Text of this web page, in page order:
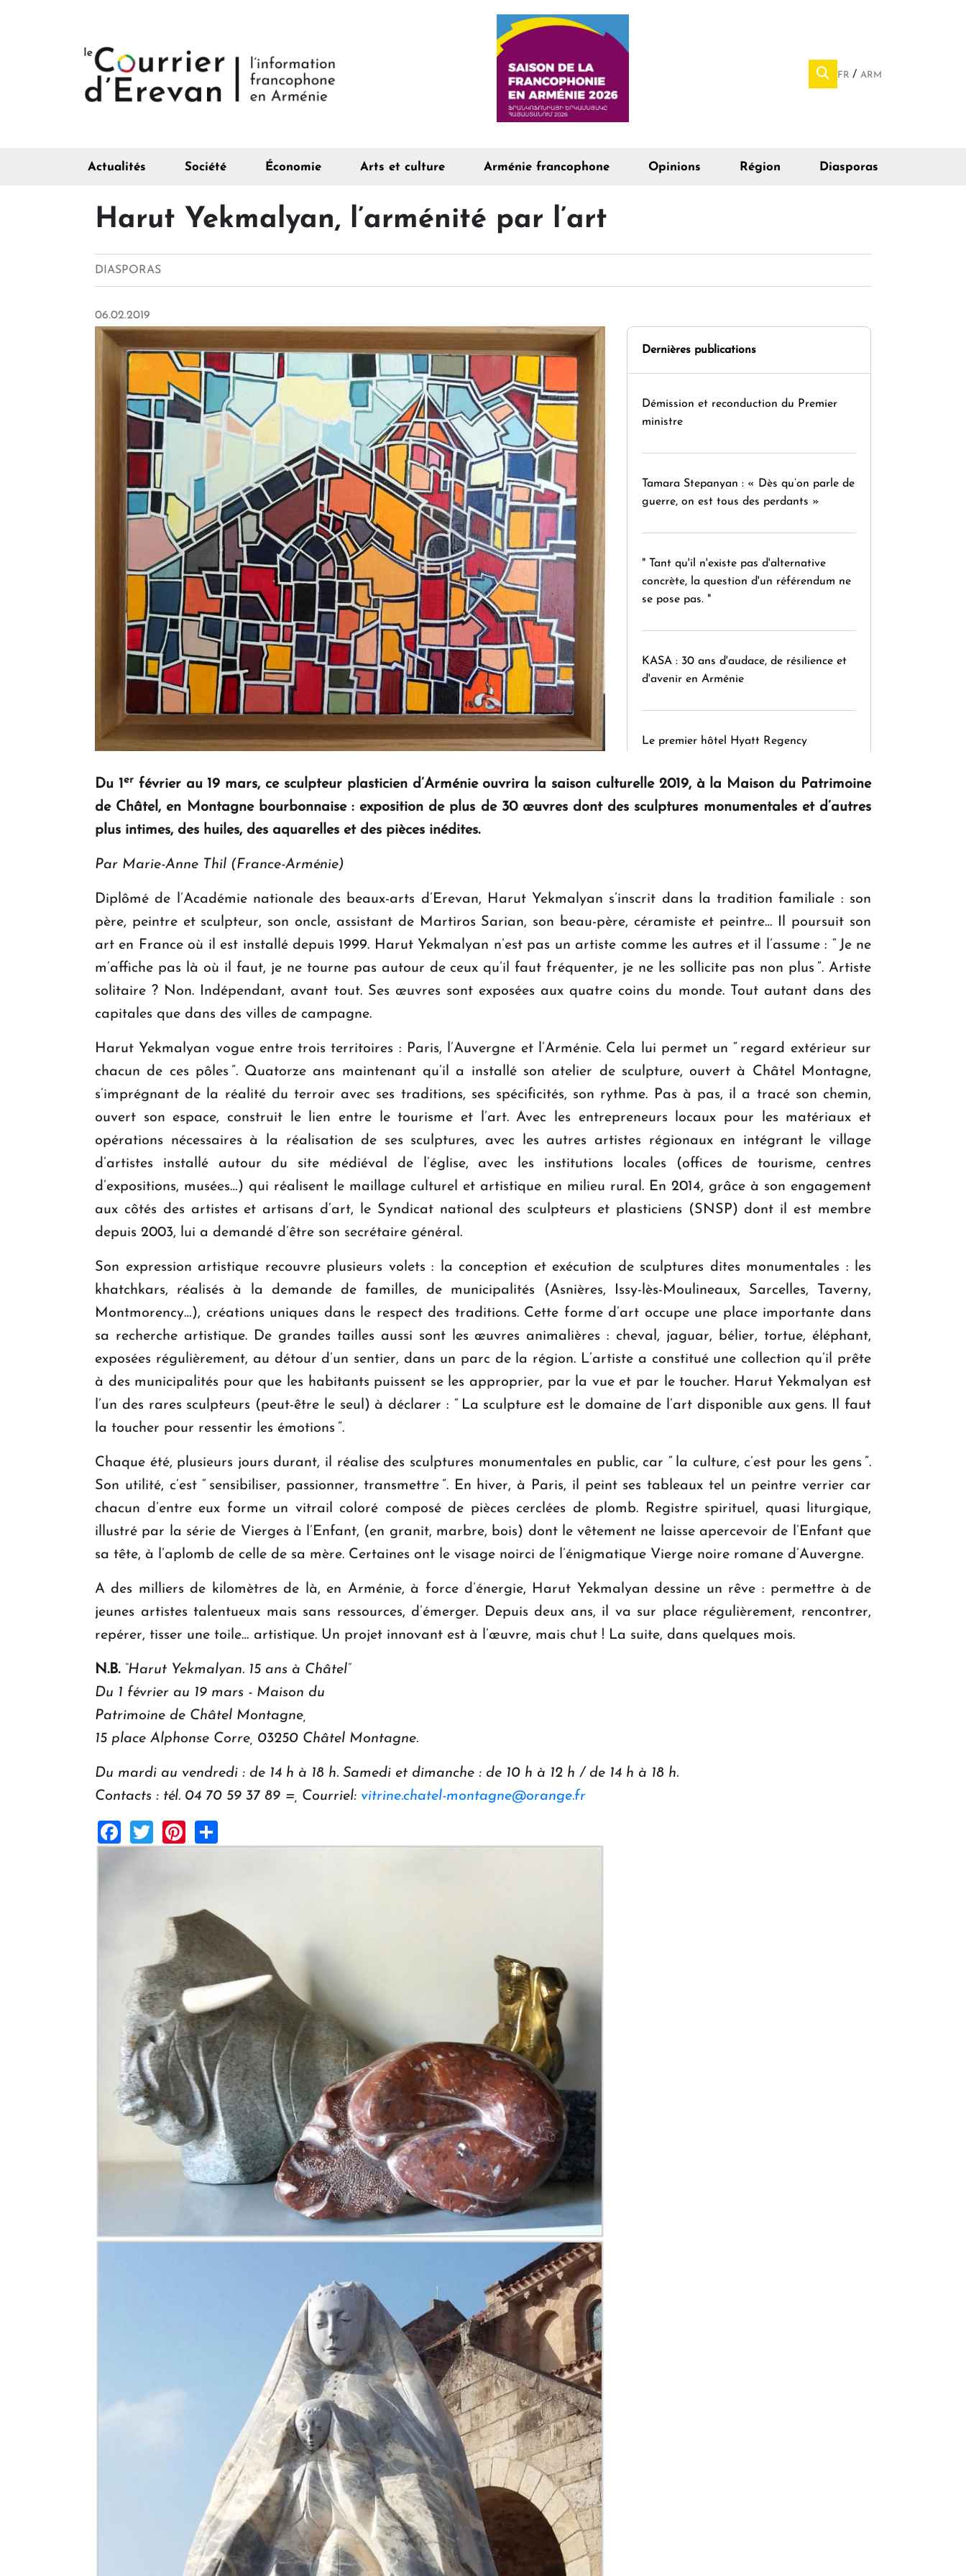
FR ARM
Actualités Société Économie Arts et culture Arménie francophone Opinions Région Diasporas
Harut Yekmalyan, l’arménité par l’art
DIASPORAS
06.02.2019
Dernières publications
Démission et reconduction du Premier
ministre
Tamara Stepanyan : « Dès qu’on parle de
guerre, on est tous des perdants »
" Tant qu'il n'existe pas d'alternative
concrète, la question d'un référendum ne
se pose pas. "
KASA : 30 ans d'audace, de résilience et
d'avenir en Arménie
Le premier hôtel Hyatt Regency
Du 1er février au 19 mars, ce sculpteur plasticien d’Arménie ouvrira la saison culturelle 2019, à la Maison du Patrimoine
de Châtel, en Montagne bourbonnaise : exposition de plus de 30 œuvres dont des sculptures monumentales et d’autres
plus intimes, des huiles, des aquarelles et des pièces inédites.
Par Marie-Anne Thil (France-Arménie)
Diplômé de l’Académie nationale des beaux-arts d’Erevan, Harut Yekmalyan s’inscrit dans la tradition familiale : son
père, peintre et sculpteur, son oncle, assistant de Martiros Sarian, son beau-père, céramiste et peintre… Il poursuit son
art en France où il est installé depuis 1999. Harut Yekmalyan n’est pas un artiste comme les autres et il l’assume : “ Je ne
m’affiche pas là où il faut, je ne tourne pas autour de ceux qu’il faut fréquenter, je ne les sollicite pas non plus ”. Artiste
solitaire ? Non. Indépendant, avant tout. Ses œuvres sont exposées aux quatre coins du monde. Tout autant dans des
capitales que dans des villes de campagne.
Harut Yekmalyan vogue entre trois territoires : Paris, l’Auvergne et l’Arménie. Cela lui permet un “ regard extérieur sur
chacun de ces pôles ”. Quatorze ans maintenant qu’il a installé son atelier de sculpture, ouvert à Châtel Montagne,
s’imprégnant de la réalité du terroir avec ses traditions, ses spécificités, son rythme. Pas à pas, il a tracé son chemin,
ouvert son espace, construit le lien entre le tourisme et l’art. Avec les entrepreneurs locaux pour les matériaux et
opérations nécessaires à la réalisation de ses sculptures, avec les autres artistes régionaux en intégrant le village
d’artistes installé autour du site médiéval de l’église, avec les institutions locales (offices de tourisme, centres
d’expositions, musées…) qui réalisent le maillage culturel et artistique en milieu rural. En 2014, grâce à son engagement
aux côtés des artistes et artisans d’art, le Syndicat national des sculpteurs et plasticiens (SNSP) dont il est membre
depuis 2003, lui a demandé d’être son secrétaire général.
Son expression artistique recouvre plusieurs volets : la conception et exécution de sculptures dites monumentales : les
khatchkars, réalisés à la demande de familles, de municipalités (Asnières, Issy-lès-Moulineaux, Sarcelles, Taverny,
Montmorency…), créations uniques dans le respect des traditions. Cette forme d’art occupe une place importante dans
sa recherche artistique. De grandes tailles aussi sont les œuvres animalières : cheval, jaguar, bélier, tortue, éléphant,
exposées régulièrement, au détour d’un sentier, dans un parc de la région. L’artiste a constitué une collection qu’il prête
à des municipalités pour que les habitants puissent se les approprier, par la vue et par le toucher. Harut Yekmalyan est
l’un des rares sculpteurs (peut-être le seul) à déclarer : “ La sculpture est le domaine de l’art disponible aux gens. Il faut
la toucher pour ressentir les émotions ”.
Chaque été, plusieurs jours durant, il réalise des sculptures monumentales en public, car “ la culture, c’est pour les gens ”.
Son utilité, c’est “ sensibiliser, passionner, transmettre ”. En hiver, à Paris, il peint ses tableaux tel un peintre verrier car
chacun d’entre eux forme un vitrail coloré composé de pièces cerclées de plomb. Registre spirituel, quasi liturgique,
illustré par la série de Vierges à l’Enfant, (en granit, marbre, bois) dont le vêtement ne laisse apercevoir de l’Enfant que
sa tête, à l’aplomb de celle de sa mère. Certaines ont le visage noirci de l’énigmatique Vierge noire romane d’Auvergne.
A des milliers de kilomètres de là, en Arménie, à force d’énergie, Harut Yekmalyan dessine un rêve : permettre à de
jeunes artistes talentueux mais sans ressources, d’émerger. Depuis deux ans, il va sur place régulièrement, rencontrer,
repérer, tisser une toile… artistique. Un projet innovant est à l’œuvre, mais chut ! La suite, dans quelques mois.
N.B.“Harut Yekmalyan. 15 ans à Châtel”
Du 1 février au 19 mars - Maison du
Patrimoine de Châtel Montagne,
15 place Alphonse Corre, 03250 Châtel Montagne.
Du mardi au vendredi : de 14 h à 18 h. Samedi et dimanche : de 10 h à 12 h / de 14 h à 18 h.
Contacts : tél. 04 70 59 37 89 =, Courriel: vitrine.chatel-montagne@orange.fr
Facebook
TwitterPinterest